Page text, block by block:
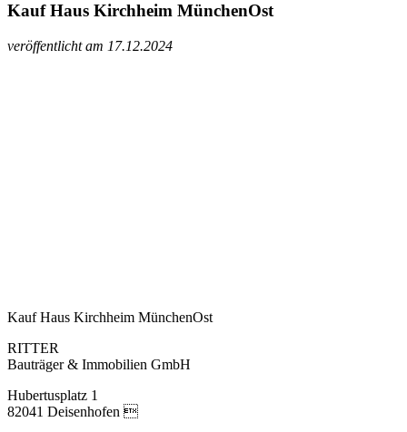
Kauf Haus Kirchheim MünchenOst
veröffentlicht am 17.12.2024
Kauf Haus Kirchheim MünchenOst
RITTER
Bauträger & Immobilien GmbH
Hubertusplatz 1
82041 Deisenhofen 